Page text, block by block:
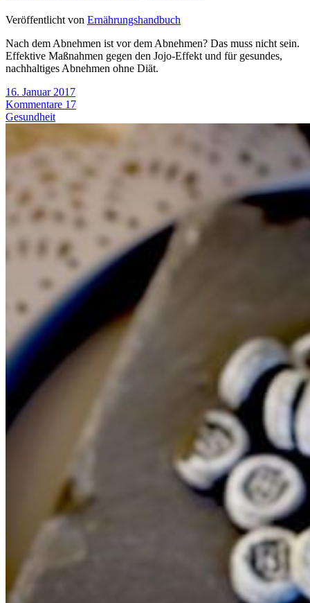
Veröffentlicht von Ernährungshandbuch
Nach dem Abnehmen ist vor dem Abnehmen? Das muss nicht sein.
Effektive Maßnahmen gegen den Jojo-Effekt und für gesundes,
nachhaltiges Abnehmen ohne Diät.
16. Januar 2017
Kommentare 17
Gesundheit